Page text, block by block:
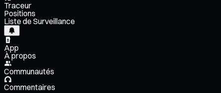
Traceur
Positions
Liste de Surveillance
App
À propos
Communautés
Commentaires